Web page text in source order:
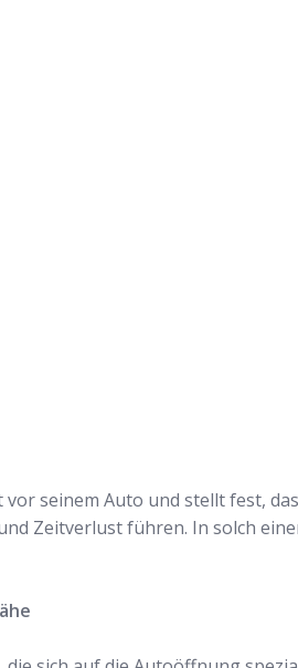
seinem Auto und stellt fest,
Zeitverlust führen. In solch